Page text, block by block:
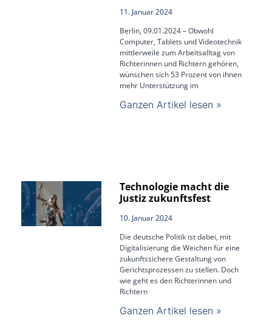
11. Januar 2024
Berlin, 09.01.2024 – Obwohl
Computer, Tablets und Videotechnik
mittlerweile zum Arbeitsalltag von
Richterinnen und Richtern gehören,
wünschen sich 53 Prozent von ihnen
mehr Unterstützung im
Ganzen Artikel lesen »
Technologie macht die
Justiz zukunftsfest
10. Januar 2024
Die deutsche Politik ist dabei, mit
Digitalisierung die Weichen für eine
zukunftssichere Gestaltung von
Gerichtsprozessen zu stellen. Doch
wie geht es den Richterinnen und
Richtern
Ganzen Artikel lesen »